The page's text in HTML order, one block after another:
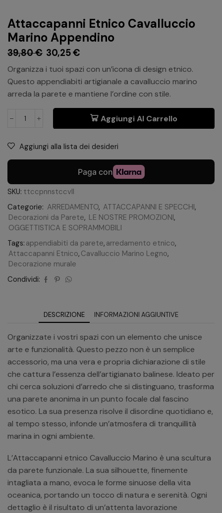
Attaccapanni Etnico Cavalluccio
Marino Appendino
39,80€ 30,25€
Organizza i tuoi spazi con un’icona di design etnico.
Questo appendiabiti artigianale a cavalluccio marino
arreda la parete e mantiene l’ordine con stile.
Aggiungi Al Carrello
Aggiungi alla lista dei desideri
SKU: ttccpnnstccvll
Categorie: ARREDAMENTO, ATTACCAPANNI E SPECCHI,
Decorazioni da Parete, LE NOSTRE PROMOZIONI,
OGGETTISTICA E SOPRAMMOBILI
Tags: appendiabiti da parete, arredamento etnico,
Attaccapanni Etnico, Cavalluccio Marino Legno,
Decorazione murale
Condividi:
DESCRIZIONE INFORMAZIONI AGGIUNTIVE
Organizzate i vostri spazi con un elemento che unisce
arte e funzionalità. Questo pezzo non è un semplice
accessorio, ma una vera e propria dichiarazione di stile
che cattura l’essenza dell’artigianato balinese. Ideato per
chi cerca soluzioni d’arredo che si distinguano, trasforma
una parete anonima in un punto focale dal fascino
esotico. La sua presenza risolve il disordine quotidiano e,
al tempo stesso, infonde un’atmosfera di tranquillità
marina in ogni ambiente.
L’Attaccapanni etnico Cavalluccio Marino è una scultura
da parete funzionale. La sua silhouette, finemente
intagliata a mano, evoca le forme sinuose della vita
oceanica, portando un tocco di natura e serenità. Ogni
dettaglio è il risultato di un’attenta lavorazione